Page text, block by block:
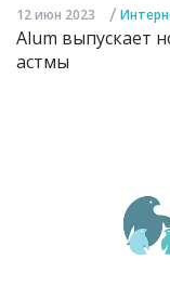
12 июн 2023 /
Alum выпускает
астмы